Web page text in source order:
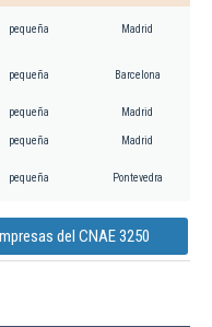
pequeña Madrid
pequeña Barcelona
pequeña Madrid
pequeña Madrid
pequeña Pontevedra
del CNAE 3250